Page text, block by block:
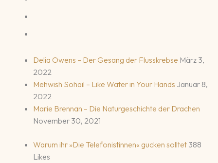
Delia Owens – Der Gesang der Flusskrebse März 3,
2022
Mehwish Sohail – Like Water in Your Hands Januar 8,
2022
Marie Brennan – Die Naturgeschichte der Drachen
November 30, 2021
Warum ihr »Die Telefonistinnen« gucken solltet 388
Likes